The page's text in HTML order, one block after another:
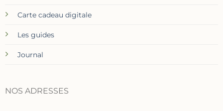
Carte cadeau digitale
Les guides
Journal
NOS ADRESSES